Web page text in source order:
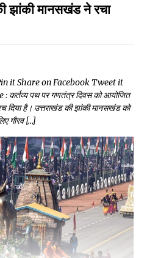
झांकी मानसखंड ने रचा
it Share on Facebook Tweet it
पथ पर गणतंत्र दिवस को आयोजित
दिया है। उत्तराखंड की झांकी मानसखंड को
गौरव […]